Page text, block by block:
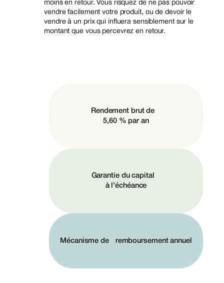
moins en retour. Vous risquez de ne pas pouvoir
vendre facilement votre produit, ou de devoir le
vendre à un prix qui influera sensiblement sur le
montant que vous percevrez en retour.
Rendement brut de
5,60 % par an
Garantie du capital
à l’échéance
Mécanisme de remboursement annuel